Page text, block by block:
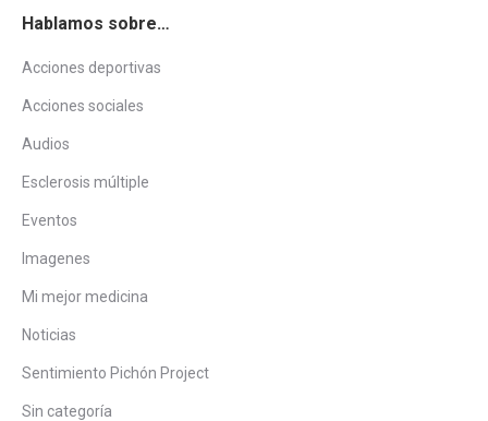
Hablamos sobre…
Acciones deportivas
Acciones sociales
Audios
Esclerosis múltiple
Eventos
Imagenes
Mi mejor medicina
Noticias
Sentimiento Pichón Project
Sin categoría